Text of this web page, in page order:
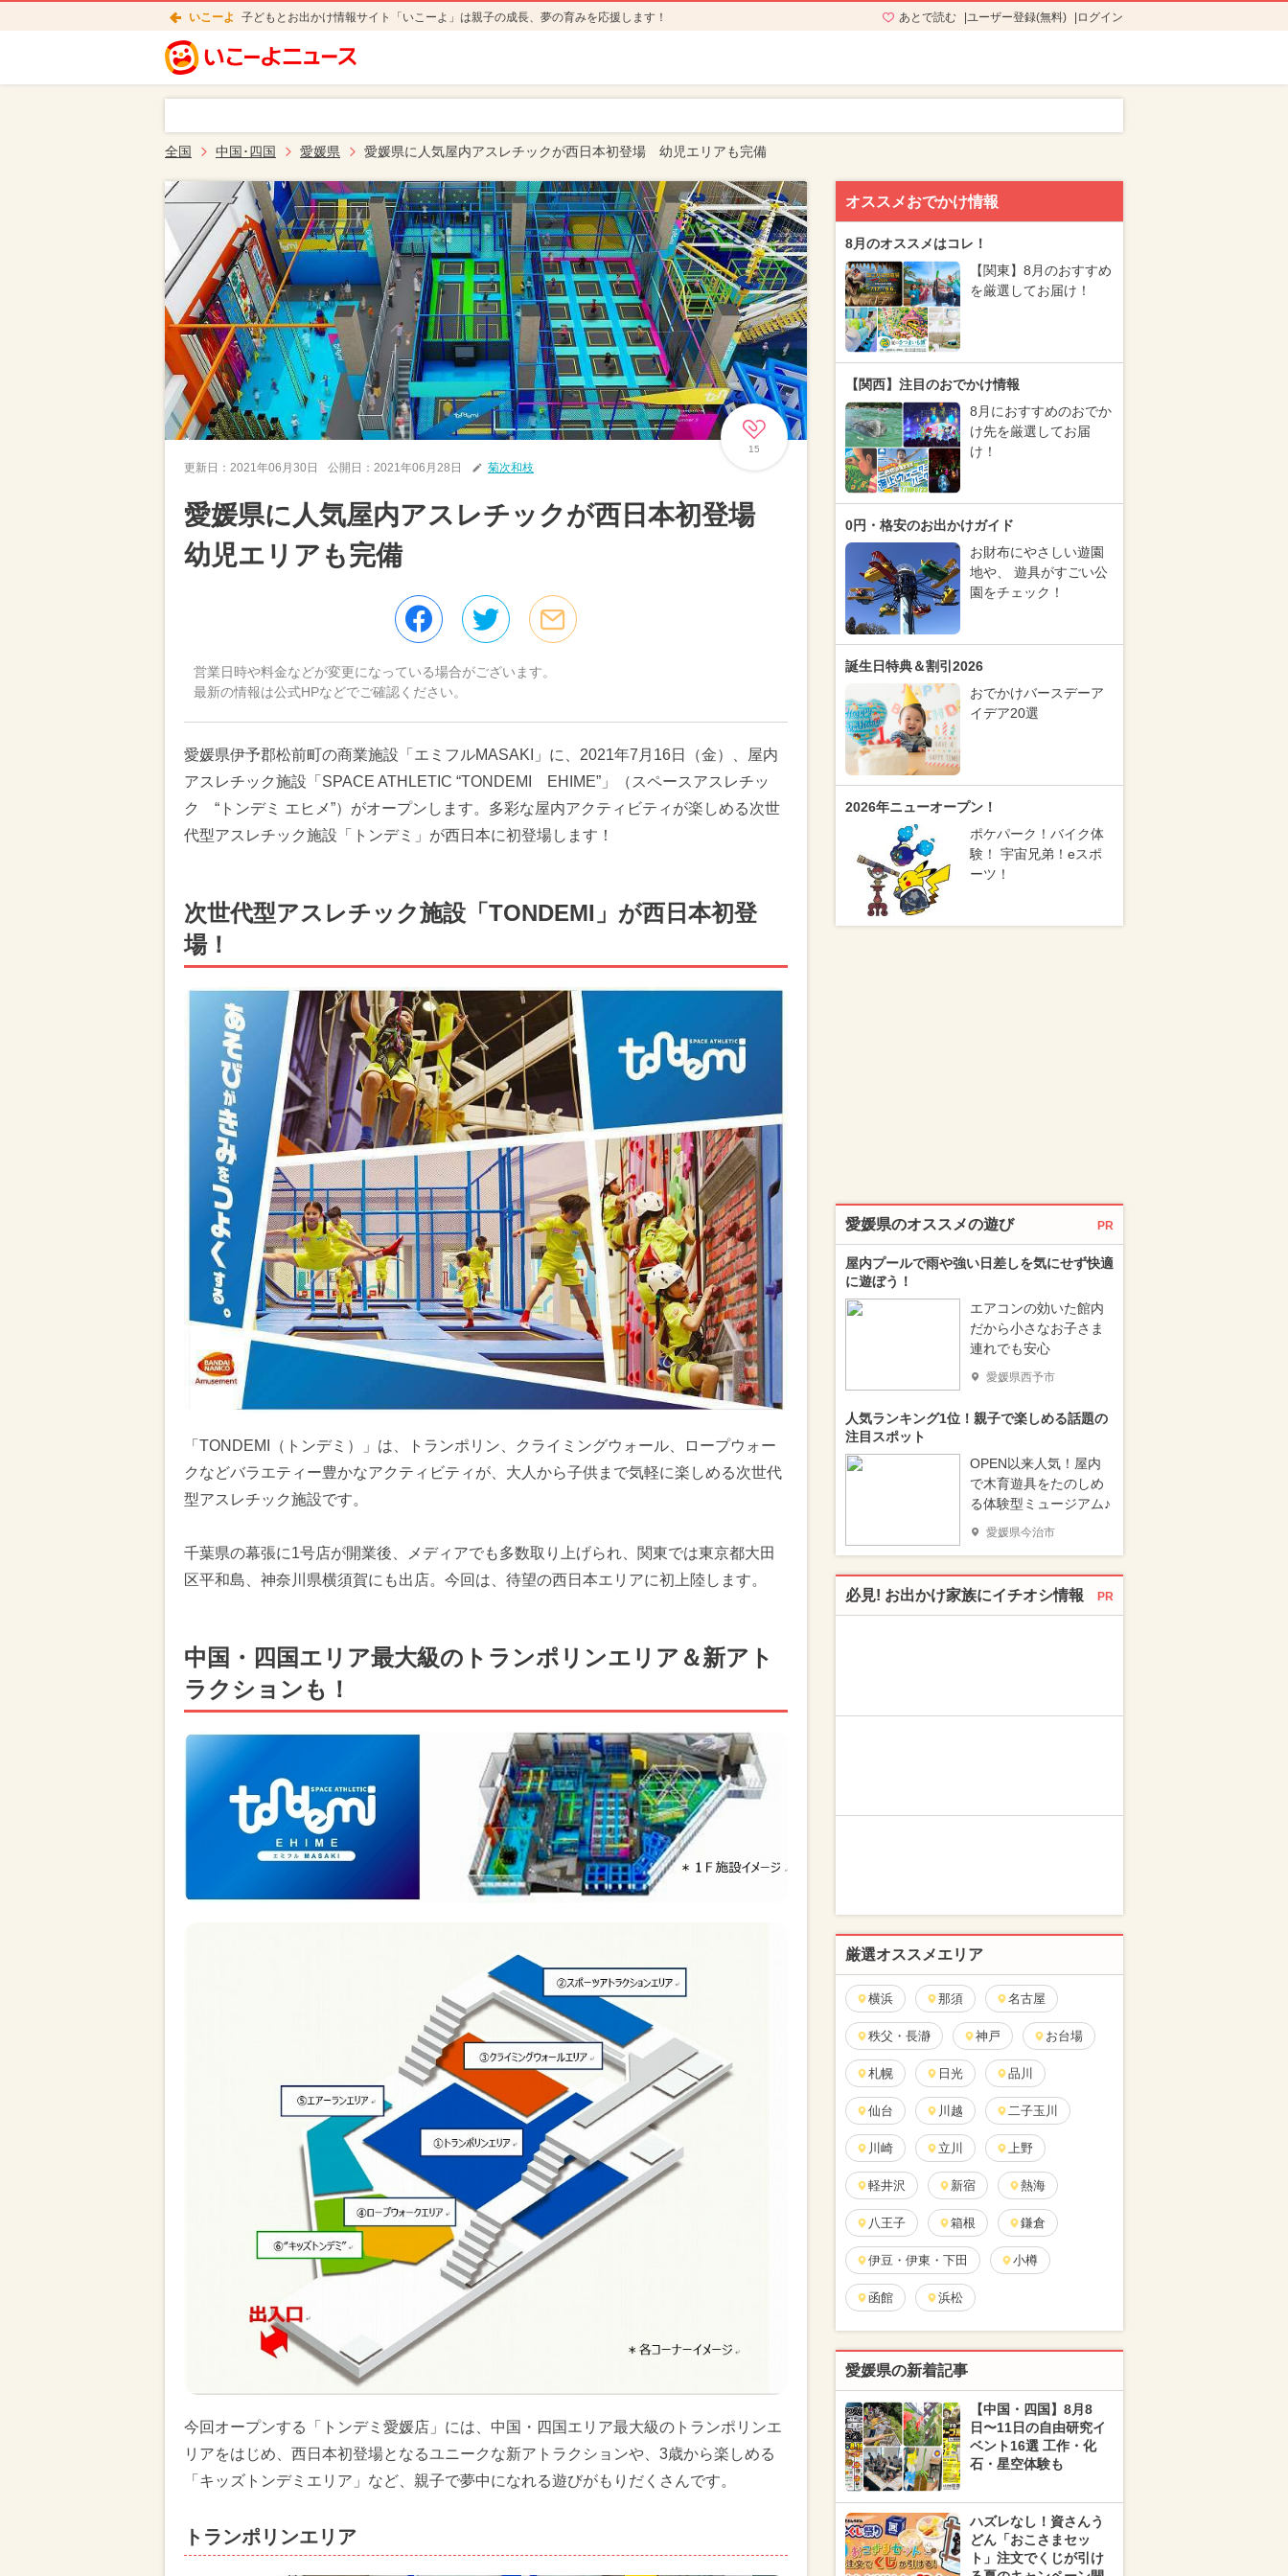
いこーよ 子どもとお出かけ情報サイト「いこーよ」は親子の成長、夢の育みを応援します！ あとで読む ユーザー登録(無料) ログイン
全国 中国･四国 愛媛県 愛媛県に人気屋内アスレチックが西日本初登場 幼児エリアも完備
15
更新日： 2021年06月30日 公開日： 2021年06月28日 菊次和枝
愛媛県に人気屋内アスレチックが西日本初登場
幼児エリアも完備
営業日時や料金などが変更になっている場合がございます。
最新の情報は公式HPなどでご確認ください。
愛媛県伊予郡松前町の商業施設「エミフルMASAKI」に、2021年7月16日（金）、屋内
アスレチック施設「SPACE ATHLETIC “TONDEMI EHIME”」（スペースアスレチッ
ク “トンデミ エヒメ”）がオープンします。多彩な屋内アクティビティが楽しめる次世
代型アスレチック施設「トンデミ」が西日本に初登場します！
次世代型アスレチック施設「TONDEMI」が西日本初登
場！
「TONDEMI（トンデミ）」は、トランポリン、クライミングウォール、ロープウォー
クなどバラエティー豊かなアクティビティが、大人から子供まで気軽に楽しめる次世代
型アスレチック施設です。
千葉県の幕張に1号店が開業後、メディアでも多数取り上げられ、関東では東京都大田
区平和島、神奈川県横須賀にも出店。今回は、待望の西日本エリアに初上陸します。
中国・四国エリア最大級のトランポリンエリア＆新アト
ラクションも！
今回オープンする「トンデミ愛媛店」には、中国・四国エリア最大級のトランポリンエ
リアをはじめ、西日本初登場となるユニークな新アトラクションや、3歳から楽しめる
「キッズトンデミエリア」など、親子で夢中になれる遊びがもりだくさんです。
トランポリンエリア
オススメおでかけ情報
8月のオススメはコレ！
【関東】8月のおすすめ
を厳選してお届け！
【関西】注目のおでかけ情報
8月におすすめのおでか
け先を厳選してお届
け！
0円・格安のお出かけガイド
お財布にやさしい遊園
地や、 遊具がすごい公
園をチェック！
誕生日特典＆割引2026
おでかけバースデーア
イデア20選
2026年ニューオープン！
ポケパーク！バイク体
験！ 宇宙兄弟！eスポ
ーツ！
愛媛県のオススメの遊び PR
屋内プールで雨や強い日差しを気にせず快適
に遊ぼう！
エアコンの効いた館内
だから小さなお子さま
連れでも安心
愛媛県西予市
人気ランキング1位！親子で楽しめる話題の
注目スポット
OPEN以来人気！屋内
で木育遊具をたのしめ
る体験型ミュージアム♪
愛媛県今治市
必見! お出かけ家族にイチオシ情報 PR
厳選オススメエリア
横浜 那須 名古屋
秩父・長瀞 神戸 お台場
札幌 日光 品川
仙台 川越 二子玉川
川崎 立川 上野
軽井沢 新宿 熱海
八王子 箱根 鎌倉
伊豆・伊東・下田 小樽
函館 浜松
愛媛県の新着記事
【中国・四国】8月8
日〜11日の自由研究イ
ベント16選 工作・化
石・星空体験も
ハズレなし！資さんう
どん「おこさまセッ
ト」注文でくじが引け